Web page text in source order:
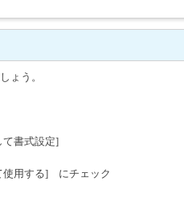
ょう。
書式設定]
使用する] にチェック